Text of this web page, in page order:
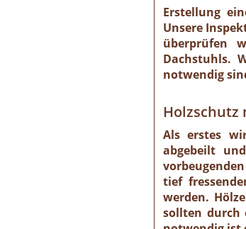
Erstellung
Unsere
überprüfen
Dachstuhls.
notwendig
Holzschutz
Als erstes
abgebeilt
tief
werden.
sollten durch